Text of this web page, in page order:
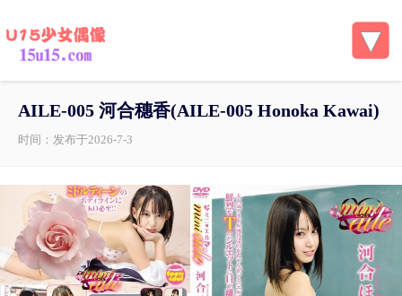
AILE-005 河合穗香(AILE-005 Honoka Kawai)
时间：发布于2026-7-3